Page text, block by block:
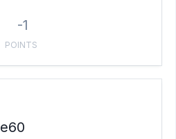
-1
POINTS